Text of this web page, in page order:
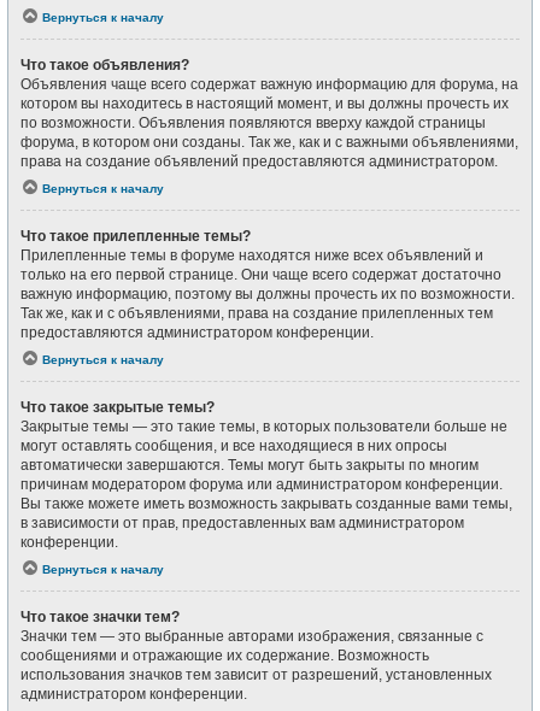
Вернуться к началу
Что такое объявления?
Объявления чаще всего содержат важную информацию для форума, на
котором вы находитесь в настоящий момент, и вы должны прочесть их
по возможности. Объявления появляются вверху каждой страницы
форума, в котором они созданы. Так же, как и с важными объявлениями,
права на создание объявлений предоставляются администратором.
Вернуться к началу
Что такое прилепленные темы?
Прилепленные темы в форуме находятся ниже всех объявлений и
только на его первой странице. Они чаще всего содержат достаточно
важную информацию, поэтому вы должны прочесть их по возможности.
Так же, как и с объявлениями, права на создание прилепленных тем
предоставляются администратором конференции.
Вернуться к началу
Что такое закрытые темы?
Закрытые темы — это такие темы, в которых пользователи больше не
могут оставлять сообщения, и все находящиеся в них опросы
автоматически завершаются. Темы могут быть закрыты по многим
причинам модератором форума или администратором конференции.
Вы также можете иметь возможность закрывать созданные вами темы,
в зависимости от прав, предоставленных вам администратором
конференции.
Вернуться к началу
Что такое значки тем?
Значки тем — это выбранные авторами изображения, связанные с
сообщениями и отражающие их содержание. Возможность
использования значков тем зависит от разрешений, установленных
администратором конференции.